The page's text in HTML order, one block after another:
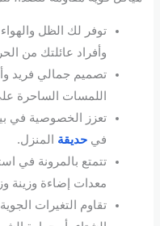
توفر لك الظل
وأفراد عائلتك من
تصميم جمالي فريد
اللمسات الساحرة
تعزز الخصوصية في
فيحديقة المنزل.
تتمتع بالمرونة في
معدات إضاءة وزينة
تقاوم التغيرات